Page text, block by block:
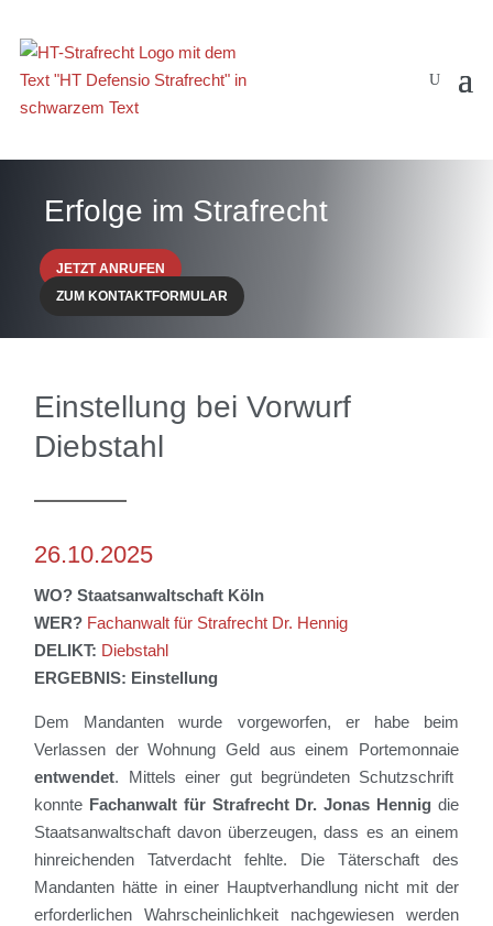
Erfolge im Strafrecht
JETZT ANRUFEN
ZUM KONTAKTFORMULAR
Einstellung bei Vorwurf
Diebstahl
26.10.2025
WO?Staatsanwaltschaft Köln
WER? Fachanwalt für Strafrecht Dr. Hennig
DELIKT: Diebstahl
ERGEBNIS: Einstellung
Dem Mandanten wurde vorgeworfen, er habe
beim
Verlassen der Wohnung Geld aus einem Portemonnaie
entwendet. Mittels einer gut begründeten Schutzschrift
konnte Fachanwalt für Strafrecht Dr. Jonas Hennig die
Staatsanwaltschaft davon überzeugen, dass es an einem
hinreichenden Tatverdacht fehlte. Die Täterschaft des
Mandanten hätte in einer Hauptverhandlung nicht mit der
erforderlichen Wahrscheinlichkeit nachgewiesen werden